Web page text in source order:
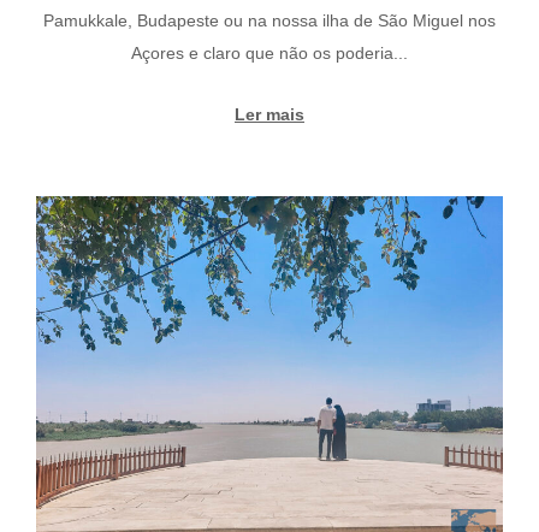
Pamukkale, Budapeste ou na nossa ilha de São Miguel nos
Açores e claro que não os poderia...
Ler mais